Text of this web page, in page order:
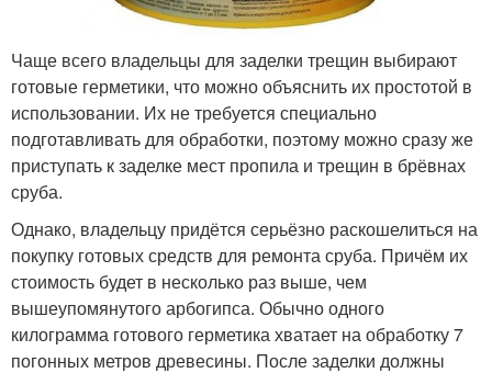
Чаще всего владельцы для заделки трещин выбирают
готовые герметики, что можно объяснить их простотой в
использовании. Их не требуется специально
подготавливать для обработки, поэтому можно сразу же
приступать к заделке мест пропила и трещин в брёвнах
сруба.
Однако, владельцу придётся серьёзно раскошелиться на
покупку готовых средств для ремонта сруба. Причём их
стоимость будет в несколько раз выше, чем
вышеупомянутого арбогипса. Обычно одного
килограмма готового герметика хватает на обработку 7
погонных метров древесины. После заделки должны